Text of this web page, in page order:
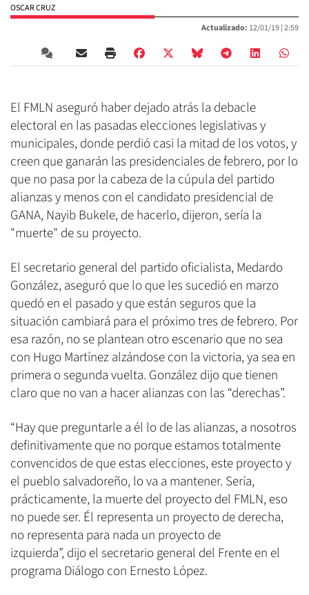
OSCAR CRUZ
Actualizado: 12/01/19 |2:59
El FMLN aseguró haber dejado atrás la debacle
electoral en las pasadas elecciones legislativas y
municipales, donde perdió casi la mitad de los votos, y
creen que ganarán las presidenciales de febrero, por lo
que no pasa por la cabeza de la cúpula del partido
alianzas y menos con el candidato presidencial de
GANA, Nayib Bukele, de hacerlo, dijeron, sería la
"muerte" de su proyecto.
El secretario general del partido oficialista, Medardo
González, aseguró que lo que les sucedió en marzo
quedó en el pasado y que están seguros que la
situación cambiará para el próximo tres de febrero. Por
esa razón, no se plantean otro escenario que no sea
con Hugo Martínez alzándose con la victoria, ya sea en
primera o segunda vuelta. González dijo que tienen
claro que no van a hacer alianzas con las “derechas”.
“Hay que preguntarle a él lo de las alianzas, a nosotros
definitivamente que no porque estamos totalmente
convencidos de que estas elecciones, este proyecto y
el pueblo salvadoreño, lo va a mantener. Sería,
prácticamente, la muerte del proyecto del FMLN, eso
no puede ser. Él representa un proyecto de derecha,
no representa para nada un proyecto de
izquierda”, dijo el secretario general del Frente en el
programa Diálogo con Ernesto López.